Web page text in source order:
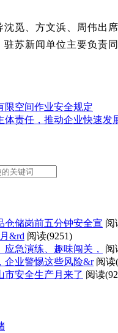
沈觅、方文浜、周伟出
苏新闻单位主要负责
限空间作业安全规定
体责任，推动企业快速发
仓储岗前五分钟安全宣 阅
&rd 阅读(9251)
应急演练、趣味闯关，
阅
企业警惕这些风险&r 阅读(
市安全生产月来了 阅读(